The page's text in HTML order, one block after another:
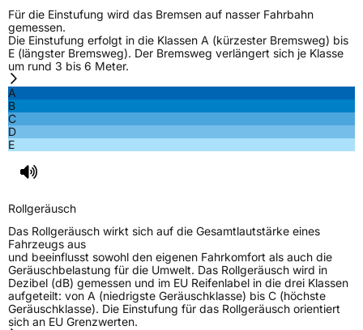
Rollgeräusch (dB)72
FahrzeugklasseC1
3PMSF / Schneeflockensymbol / Alpine-Symbol
EisgripNein
EPREL ID452167
Allgemeine Produktsicherheit (GPSR)
Herstellerkontakt
Hellevoetsluis Niederlande,
Für die Einstufung wird das Bremsen auf nasser Fahrbahn
gemessen.
Die Einstufung erfolgt in die Klassen A (kürzester Bremsweg) bis
E (längster Bremsweg). Der Bremsweg verlängert sich je Klasse
um rund 3 bis 6 Meter.
A
B
C
D
E
Rollgeräusch
Das Rollgeräusch wirkt sich auf die Gesamtlautstärke eines
Fahrzeugs aus
und beeinflusst sowohl den eigenen Fahrkomfort als auch die
Geräuschbelastung für die Umwelt. Das Rollgeräusch wird in
Dezibel (dB) gemessen und im EU Reifenlabel in die drei Klassen
aufgeteilt: von A (niedrigste Geräuschklasse) bis C (höchste
Geräuschklasse). Die Einstufung für das Rollgeräusch orientiert
sich an EU Grenzwerten.